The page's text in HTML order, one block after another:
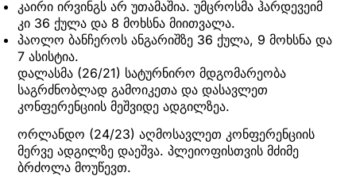
კაირი ირვინგს არ უთამაშია. უმცროსმა ჰარდევეიმ
კი 36 ქულა და 8 მოხსნა მიითვალა.
პაოლო ბანჩეროს ანგარიშზე 36 ქულა, 9 მოხსნა და
7 ასისტია.
დალასმა (26/21) სატურნირო მდგომარეობა
საგრძნობლად გამოიკეთა და დასავლეთ
კონფერენციის მეშვიდე ადგილზეა.
ორლანდო (24/23) აღმოსავლეთ კონფერენციის
მერვე ადგილზე დაეშვა. პლეიოფისთვის მძიმე
ბრძოლა მოუწევთ.